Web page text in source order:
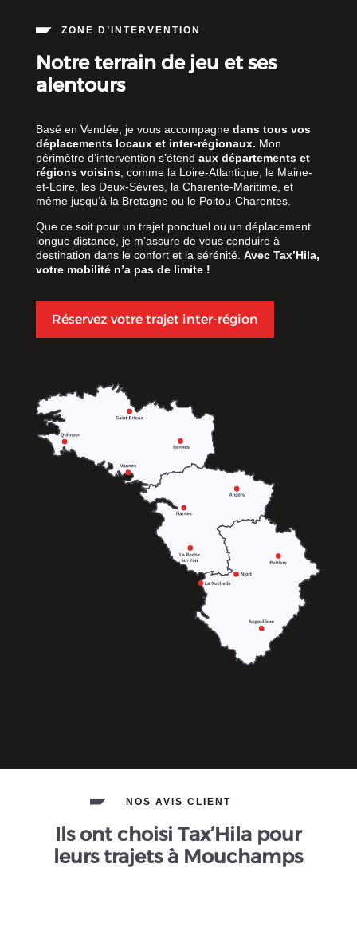
ZONE D’INTERVENTION
Notre terrain de jeu et ses
alentours
Basé en Vendée, je vous accompagnedans tous vos
déplacements locaux et inter-régionaux. Mon
périmètre d’intervention s’étend aux départements et
régions voisins, comme la Loire-Atlantique, le Maine-
et-Loire, les Deux-Sèvres, la Charente-Maritime, et
même jusqu’à la Bretagne ou le Poitou-Charentes.
Que ce soit pour un trajet ponctuel ou un déplacement
longue distance, je m’assure de vous conduire à
destination dans le confort et la sérénité. Avec Tax’Hila,
votre mobilité n’a pas de limite !
Réservez votre trajet inter-région
NOS AVIS CLIENT
Ils ont choisi Tax’Hila pour
leurs trajets à Mouchamps